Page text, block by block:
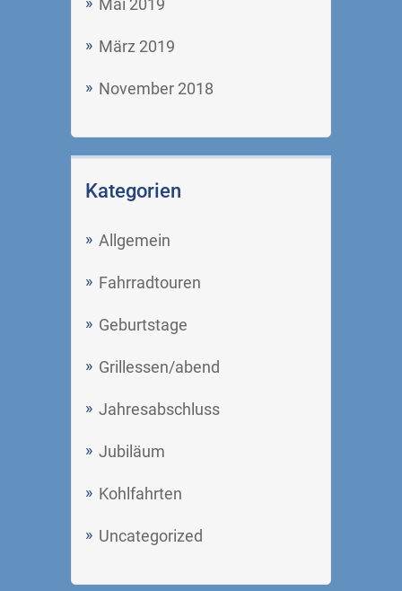
Mai 2019
März 2019
November 2018
Kategorien
Allgemein
Fahrradtouren
Geburtstage
Grillessen/abend
Jahresabschluss
Jubiläum
Kohlfahrten
Uncategorized